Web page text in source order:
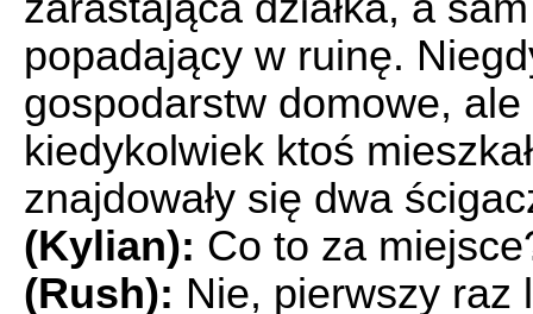
popadający w ruinę.
gospodarstw domowe,
kiedykolwiek ktoś
znajdowały się dwa
(Kylian): Co to za
(Rush): Nie, pierwszy raz